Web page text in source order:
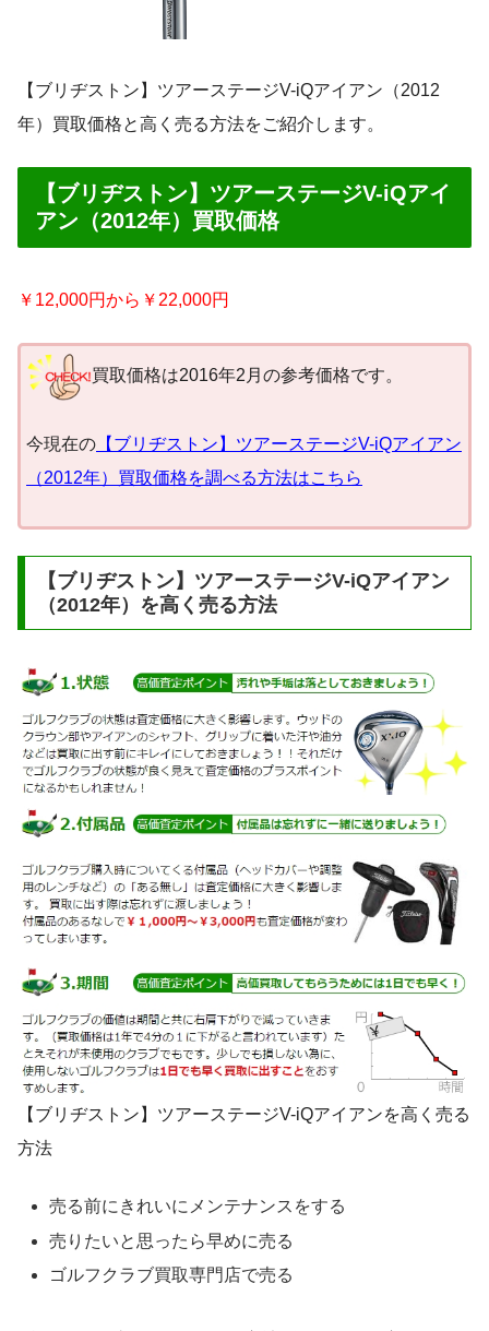
【ブリヂストン】ツアーステージV-iQアイアン（2012
年）買取価格と高く売る方法をご紹介します。
【ブリヂストン】ツアーステージV-iQアイ
アン（2012年）買取価格
￥12,000円から￥22,000円
買取価格は2016年2月の参考価格です。
今現在の 【ブリヂストン】ツアーステージV-iQアイアン
（2012年）買取価格を調べる方法はこちら
【ブリヂストン】ツアーステージV-iQアイアン
（2012年）を高く売る方法
【ブリヂストン】ツアーステージV-iQアイアンを高く売る
方法
売る前にきれいにメンテナンスをする
売りたいと思ったら早めに売る
ゴルフクラブ買取専門店で売る